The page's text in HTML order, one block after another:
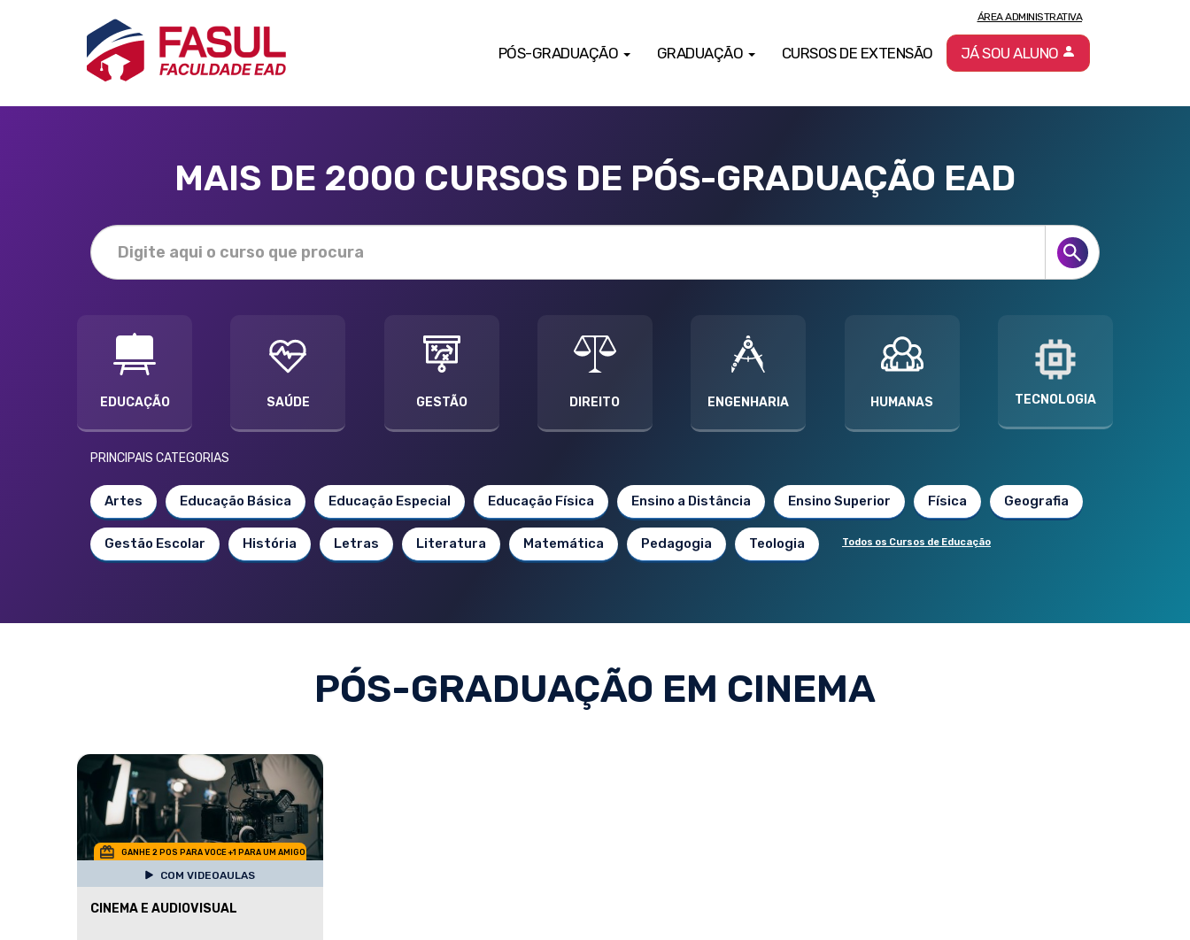
PÓS-GRADUAÇÃO GRADUAÇÃO CURSOS DE EXTENSÃO
ÁREA ADMINISTRATIVA
JÁ SOU ALUNO
MAIS DE 2000 CURSOS DE PÓS-GRADUAÇÃO EAD
EDUCAÇÃO SAÚDE GESTÃO DIREITO ENGENHARIA HUMANAS TECNOLOGIA
PRINCIPAIS CATEGORIAS
Artes Educação Básica Educação Especial Educação Física Ensino a Distância Ensino Superior Física Geografia
Gestão Escolar História Letras Literatura Matemática Pedagogia Teologia Todos os Cursos de Educação
PÓS-GRADUAÇÃO EM CINEMA
GANHE 2 POS PARA VOCE +1 PARA UM AMIGO
COM VIDEOAULAS
CINEMA E AUDIOVISUAL